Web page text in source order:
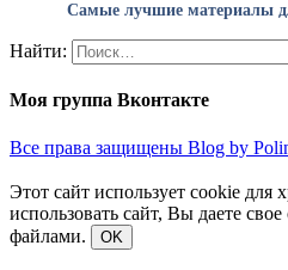
Самые лучшие материалы
Найти:
Моя группа Вконтакте
Все права защищены Blog by
Этот сайт использует cookie
использовать сайт, Вы даете
файлами.
OK